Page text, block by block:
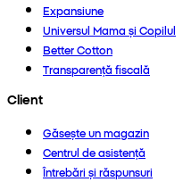
Expansiune
Universul Mama și Copilul
Better Cotton
Transparență fiscală
Client
Găsește un magazin
Centrul de asistență
Întrebări și răspunsuri